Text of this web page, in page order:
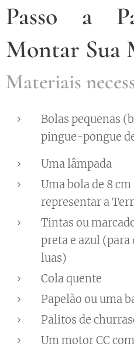
Passo a
Montar Sua
Materiais
Bolas pequenas
pingue-pongue
Uma lâmpada
Uma bola de 8
representar a
Tintas ou
preta e azul (para
luas)
Cola quente
Papelão ou uma
Palitos de
Um motor CC